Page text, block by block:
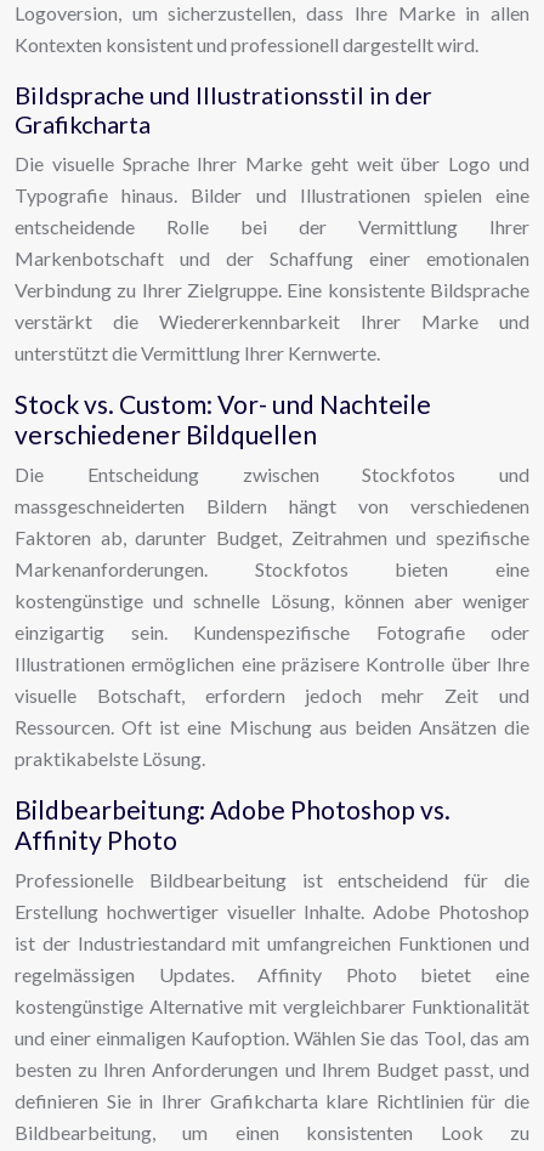
Logoversion, um sicherzustellen, dass Ihre Marke in allen
Kontexten konsistent und professionell dargestellt wird.
Bildsprache und Illustrationsstil in der
Grafikcharta
Die visuelle Sprache Ihrer Marke geht weit über Logo und
Typografie hinaus. Bilder und Illustrationen spielen eine
entscheidende Rolle bei der Vermittlung Ihrer
Markenbotschaft und der Schaffung einer emotionalen
Verbindung zu Ihrer Zielgruppe. Eine konsistente Bildsprache
verstärkt die Wiedererkennbarkeit Ihrer Marke und
unterstützt die Vermittlung Ihrer Kernwerte.
Stock vs. Custom: Vor- und Nachteile
verschiedener Bildquellen
Die Entscheidung zwischen Stockfotos und
massgeschneiderten Bildern hängt von verschiedenen
Faktoren ab, darunter Budget, Zeitrahmen und spezifische
Markenanforderungen. Stockfotos bieten eine
kostengünstige und schnelle Lösung, können aber weniger
einzigartig sein. Kundenspezifische Fotografie oder
Illustrationen ermöglichen eine präzisere Kontrolle über Ihre
visuelle Botschaft, erfordern jedoch mehr Zeit und
Ressourcen. Oft ist eine Mischung aus beiden Ansätzen die
praktikabelste Lösung.
Bildbearbeitung: Adobe Photoshop vs.
Affinity Photo
Professionelle Bildbearbeitung ist entscheidend für die
Erstellung hochwertiger visueller Inhalte. Adobe Photoshop
ist der Industriestandard mit umfangreichen Funktionen und
regelmässigen Updates. Affinity Photo bietet eine
kostengünstige Alternative mit vergleichbarer Funktionalität
und einer einmaligen Kaufoption. Wählen Sie das Tool, das am
besten zu Ihren Anforderungen und Ihrem Budget passt, und
definieren Sie in Ihrer Grafikcharta klare Richtlinien für die
Bildbearbeitung, um einen konsistenten Look zu